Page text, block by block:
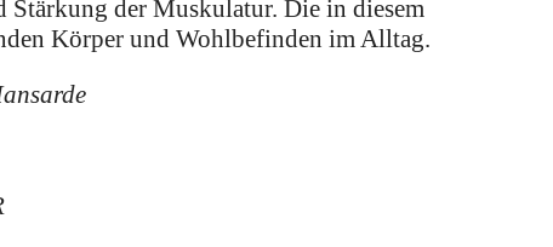
Stärkung der Muskulatur. Die in diesem
Körper und Wohlbefinden im Alltag.